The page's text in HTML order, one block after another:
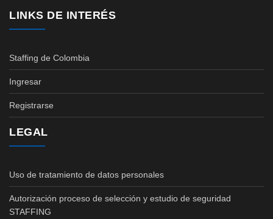
LINKS DE INTERÉS
Staffing de Colombia
Ingresar
Registrarse
LEGAL
Uso de tratamiento de datos personales
Autorización proceso de selección y estudio de seguridad
STAFFING